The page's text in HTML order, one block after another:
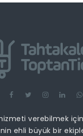
verebilmek
ehli büyük bir